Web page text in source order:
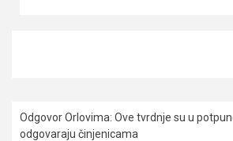
Odgovor Orlovima: ​Ove tvrdnje su u
odgovaraju činjenicama